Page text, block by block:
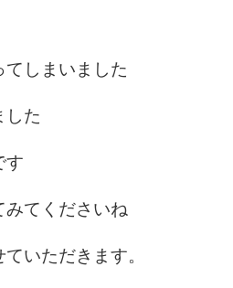
てしまいました
した
す
てくださいね
いただきます。